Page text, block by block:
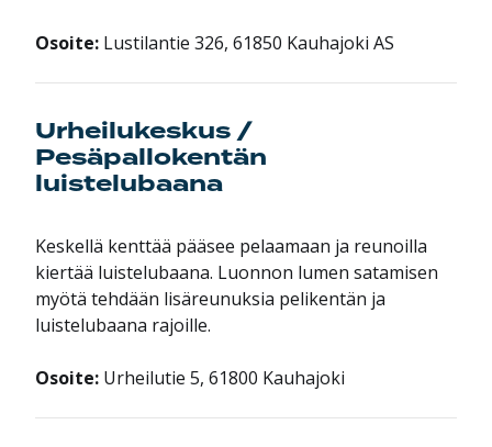
Osoite:Lustilantie 326, 61850 Kauhajoki AS
Urheilukeskus /
Pesäpallokentän
luistelubaana
Keskellä kenttää pääsee pelaamaan ja reunoilla
kiertää luistelubaana. Luonnon lumen satamisen
myötä tehdään lisäreunuksia pelikentän ja
luistelubaana rajoille.
Osoite:Urheilutie 5, 61800 Kauhajoki